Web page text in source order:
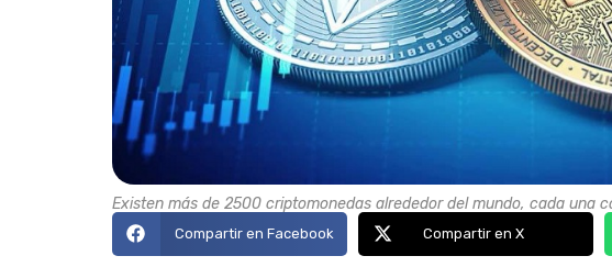
Existen más de 2500 criptomonedas alrededor del mundo, cada una
Compartir en Facebook Compartir en X